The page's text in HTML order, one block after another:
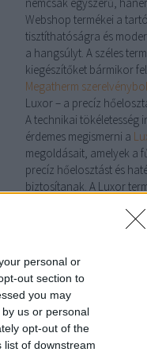
personal or
out section to
you may
us or personal
opt-out of the
list of downstream
Webshop termékei a
tisztíthatóságra és
a hangsúlyt. A széles
kiegészítőket bármikor
Megatherm
Luxor – a precíz
A technikai tökéletesség
érdemes megismerni a
megoldásait, amelyek a
precíz hőelosztást és
biztosítanak. A Luxor
padlófűtésekhez és
pontosság és
Kandalló: a klasszikus
Nincs is meghittebb
kandallómellett eltöltött
egyesítik a tradíciót és
legyen szó fa-, gáz- vagy
kínálatban található